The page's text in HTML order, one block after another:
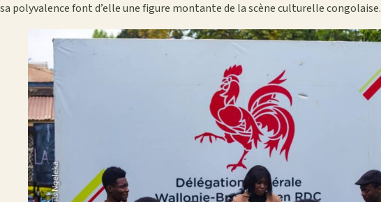
sa polyvalence font d’elle une figure montante de la scène culturelle congolaise.